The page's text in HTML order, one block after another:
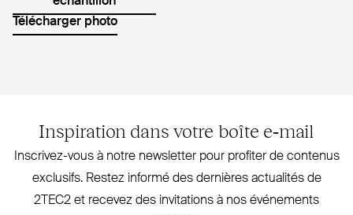
Télécharger photo
Inspiration dans votre boîte e‑mail
Inscrivez-vous à notre newsletter pour profiter de contenus
exclusifs. Restez informé des dernières actualités de
2TEC2 et recevez des invi­tations à nos évé­nements